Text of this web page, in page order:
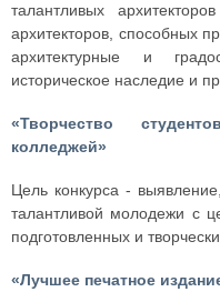
талантливых
архитекторов, способных
архитектурные и
историческое наследие и
«Творчество
колледжей»
Цель конкурса -
талантливой молодежи с
подготовленных и
«Лучшее печатное